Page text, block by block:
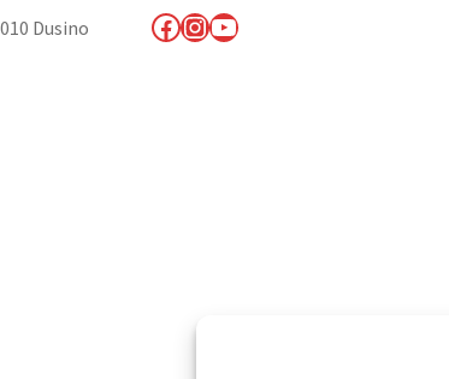
Dusino
Facebook
Instagram
YouTube